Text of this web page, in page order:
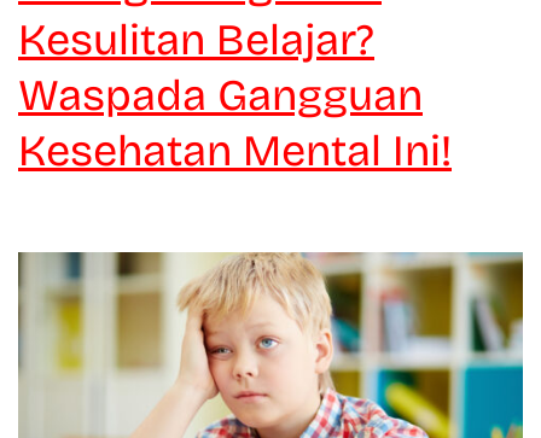
Kesulitan Belajar?
Waspada Gangguan
Kesehatan Mental Ini!